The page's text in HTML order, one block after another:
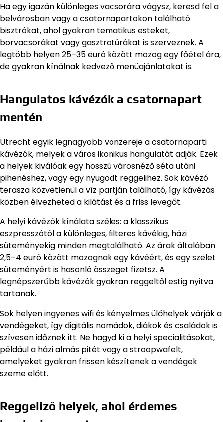
Ha egy igazán különleges vacsorára vágysz, keresd fel a
belvárosban vagy a csatornapartokon található
bisztrókat, ahol gyakran tematikus esteket,
borvacsorákat vagy gasztrotúrákat is szerveznek. A
legtöbb helyen 25–35 euró között mozog egy főétel ára,
de gyakran kínálnak kedvező menüajánlatokat is.
Hangulatos kávézók a csatornapart
mentén
Utrecht egyik legnagyobb vonzereje a csatornaparti
kávézók, melyek a város ikonikus hangulatát adják. Ezek
a helyek kiválóak egy hosszú városnéző séta utáni
pihenéshez, vagy egy nyugodt reggelihez. Sok kávézó
terasza közvetlenül a víz partján található, így kávézás
közben élvezheted a kilátást és a friss levegőt.
A helyi kávézók kínálata széles: a klasszikus
eszpresszótól a különleges, filteres kávékig, házi
süteményekig minden megtalálható. Az árak általában
2,5–4 euró között mozognak egy kávéért, és egy szelet
süteményért is hasonló összeget fizetsz. A
legnépszerűbb kávézók gyakran reggeltől estig nyitva
tartanak.
Sok helyen ingyenes wifi és kényelmes ülőhelyek várják a
vendégeket, így digitális nomádok, diákok és családok is
szívesen időznek itt. Ne hagyd ki a helyi specialitásokat,
például a házi almás pitét vagy a stroopwafelt,
amelyeket gyakran frissen készítenek a vendégek
szeme előtt.
Reggeliző helyek, ahol érdemes